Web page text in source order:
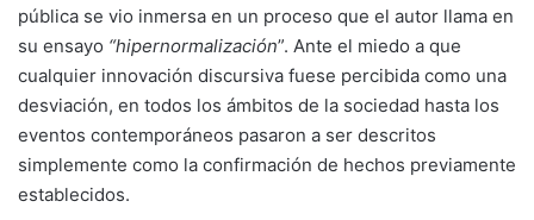
pública se vio inmersa en un proceso que el autor llama en
su ensayo “hipernormalización”. Ante el miedo a que
cualquier innovación discursiva fuese percibida como una
desviación, en todos los ámbitos de la sociedad hasta los
eventos contemporáneos pasaron a ser descritos
simplemente como la confirmación de hechos previamente
establecidos.